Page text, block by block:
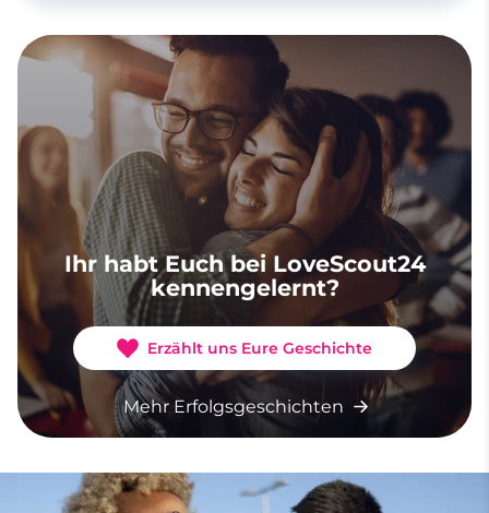
Ihr habt Euch bei LoveScout24
kennengelernt?
Erzählt uns Eure Geschichte
Mehr Erfolgsgeschichten